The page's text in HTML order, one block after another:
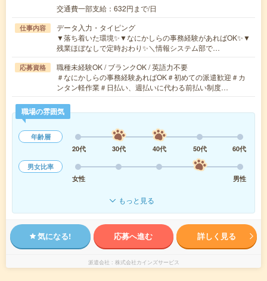
交通費一部支給：632円まで/日
仕事内容
データ入力・タイピング
▼落ち着いた環境✨▼なにかしらの事務経験があればOK✨▼
残業ほぼなしで定時おわり✨＼情報システム部で…
応募資格
職種未経験OK / ブランクOK / 英語力不要
＃なにかしらの事務経験あればOK＃初めての派遣歓迎＃カ
ンタン軽作業＃日払い、週払いに代わる前払い制度…
職場の雰囲気
年齢層
20代
30代 40代 50代
60代
男女比率
女性
男性
もっと見る
気になる! 応募へ進む 詳しく見る
派遣会社 株式会社カインズサービス